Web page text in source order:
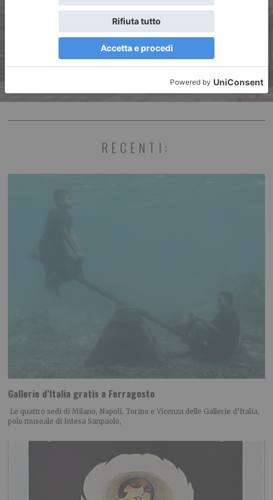
8 gennaio
RECENTI:
Gallerie d’Italia gratis a Ferragosto
Le quattro sedi di Milano, Napoli, Torino e Vicenza delle Gallerie d’Italia,
polo museale di Intesa Sanpaolo,